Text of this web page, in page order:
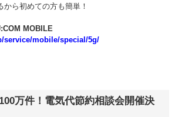
ら初めての方も簡単！
MOBILE
service/mobile/special/5g/
万件！電気代節約相談会開催決